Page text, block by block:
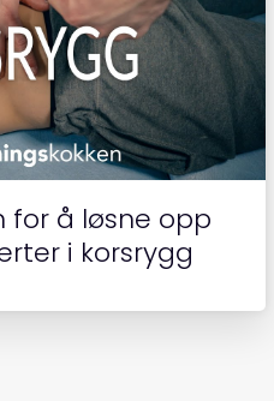
for å løsne opp
i korsrygg